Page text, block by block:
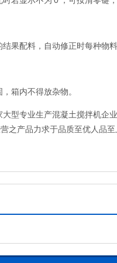
果配料，自动修正时每种物
箱内不得放杂物。
型专业生产混凝土搅拌机企
之产品力求于品质至优人品